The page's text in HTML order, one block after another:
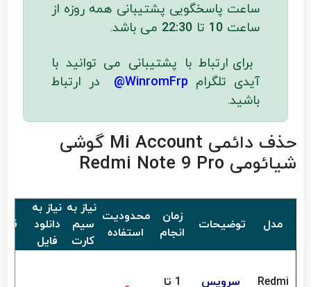
ساعت پاسخگویی پشتیبانی همه روزه از
ساعت 10 تا 22:30 می باشد.
برای ارتباط با پشتیبانی می توانید با
آیدی تلگرام WinromFrp@
در ارتباط
باشید.
حذف دائمی Mi Account گوشی
شیائومی Redmi Note 9 Pro
مدل توضیحات
زمان
انجام
محدودیت
استفاده
نیاز به
سیم
کارت
نیاز به
دانلود
فایل
Redmi سرویس 1 تا